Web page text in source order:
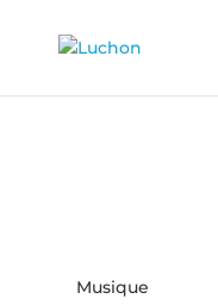
Musique